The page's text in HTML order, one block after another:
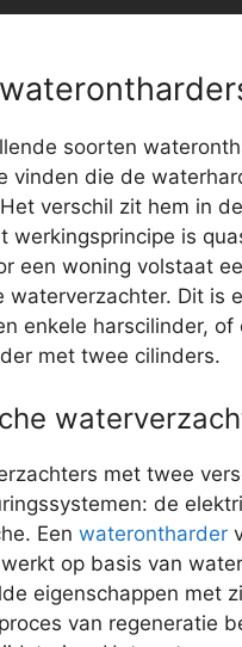
soorten
vinden die de
verschil zit hem in de
werkingsprincipe is
een woning volstaat
waterverzachter. Dit is
enkele harscilinder, of
met twee cilinders.
met twee
de
Een waterontharder
op basis van
eigenschappen met
van regeneratie